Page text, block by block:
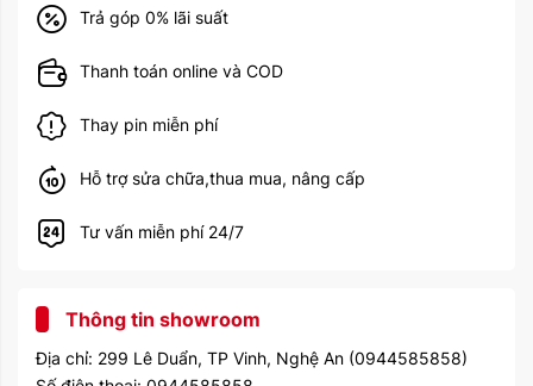
Trả góp 0% lãi suất
Thanh toán online và COD
Thay pin miễn phí
Hỗ trợ sửa chữa,thua mua, nâng cấp
Tư vấn miễn phí 24/7
Thông tin showroom
Địa chỉ: 299 Lê Duẩn, TP Vinh, Nghệ An (0944585858)